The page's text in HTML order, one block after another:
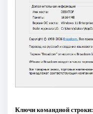
Ключи командной строки: